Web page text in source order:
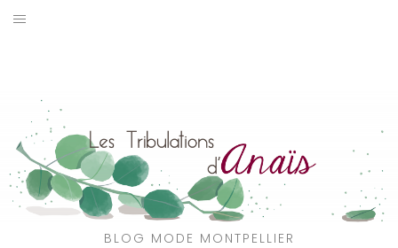
Aller
BLOG MODE MONTPELLIER
CATÉGORIES
VOYAGE
MON DRESSING